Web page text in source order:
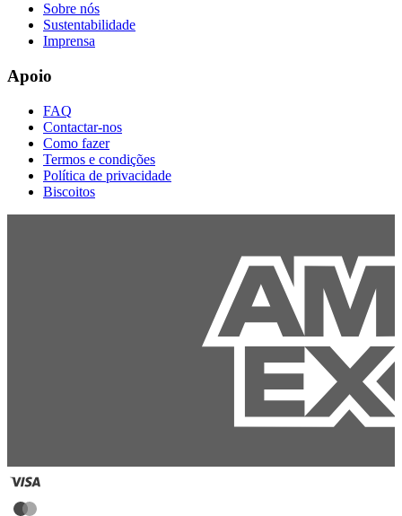
Sobre nós
Sustentabilidade
Imprensa
Apoio
FAQ
Contactar-nos
Como fazer
Termos e condições
Política de privacidade
Biscoitos